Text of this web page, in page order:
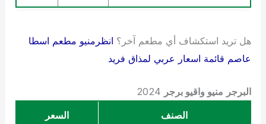
هل تريد استكشاف أي مطعم آخر؟ انظرمنيو مطعم اسطا
عاصم قائمة اسعار عربي لمذاق فريد
البرجر منيو واقيو برجر
الصنف
السعر